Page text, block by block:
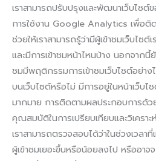
เราสามารถปรับปรุงและพัฒนาเว็บไซต์
การใช้งาน Google Analytics เพื่อติ
ช่วยให้เราสามารถรู้ว่ามีผู้เข้าชมเว็บไซ
และมีการเข้าชมหน้าไหนบ้าง นอกจากนี้
ชมมีพฤติกรรมการเข้าชมเว็บไซต์อย่า
บนเว็บไซต์หรือไม่ มีการอยู่ในหน้าเว็บไ
มากมาย การติดตามผลประกอบการ
คุณสมบัติในการเปรียบเทียบและวิเคราะ
เราสามารถตรวจสอบได้ว่าในช่วงเวลา
ผู้เข้าชมเยอะขึ้นหรือน้อยลงไป หรืออาจ